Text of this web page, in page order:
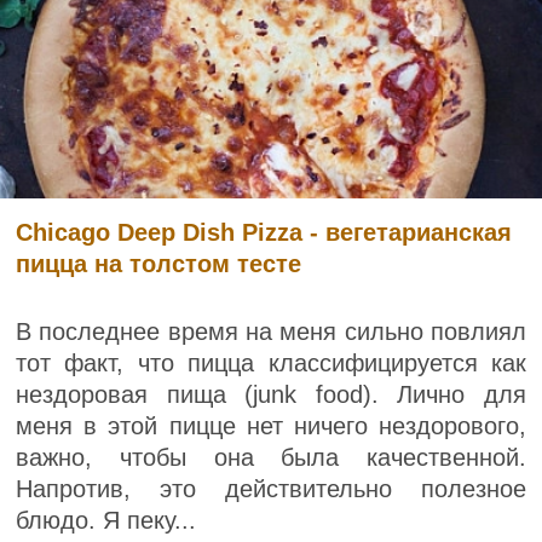
Chicago Deep Dish Pizza - вегетарианская
пицца на толстом тесте
В последнее время на меня сильно повлиял
тот факт, что пицца классифицируется как
нездоровая пища (junk food). Лично для
меня в этой пицце нет ничего нездорового,
важно, чтобы она была качественной.
Напротив, это действительно полезное
блюдо. Я пеку...